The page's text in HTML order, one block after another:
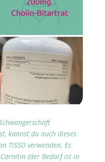
kannst du auch dieses
TISSO verwenden. Es
(der Bedarf ist in